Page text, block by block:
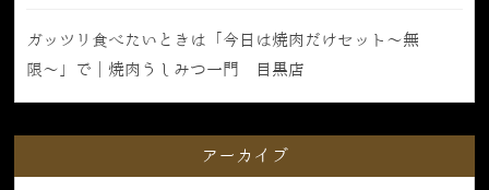
ガッツリ食べたいときは「今日は焼肉だけセット〜無
限〜」で｜焼肉うしみつ一門 目黒店
アーカイブ